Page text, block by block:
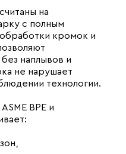
на
с полным
кромок и
наплывов и
не нарушает
технологии.
BPE и